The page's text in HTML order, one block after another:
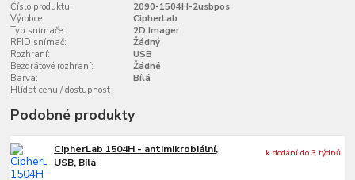
Číslo produktu:
2090-1504H-2usbpos
Výrobce:
CipherLab
Typ snímače:
2D Imager
RFID snímač:
Žádný
Rozhraní:
USB
Bezdrátové rozhraní:
Žádné
Barva:
Bílá
Hlídat cenu / dostupnost
Podobné produkty
CipherLab 1504H - antimikrobiální,
USB, Bílá
k dodání do 3 týdnů